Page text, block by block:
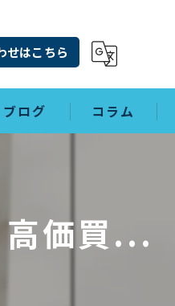
せはこちら
ブログ コラム
価買...